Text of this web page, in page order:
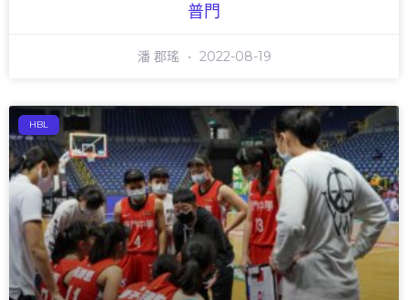
普門
潘 郡瑤 2022-08-19
HBL